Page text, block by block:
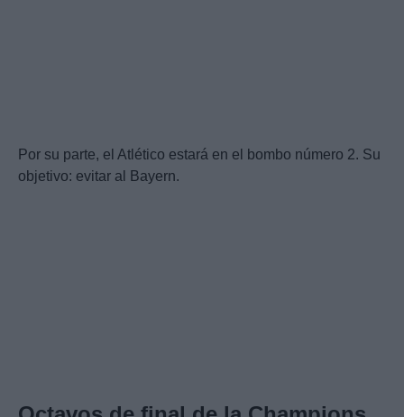
Por su parte, el Atlético estará en el bombo número 2. Su
objetivo: evitar al Bayern.